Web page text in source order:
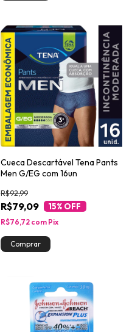
Cueca Descartável Tena Pants
Men G/EG com 16un
R$79,09
R$92,99
15% OFF
R$76,72 com Pix